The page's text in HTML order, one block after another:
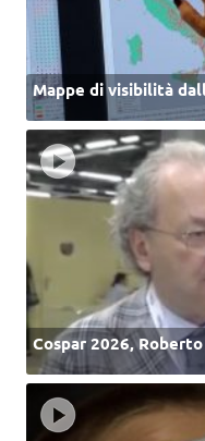
Mappe di visibilità
Cospar 2026,